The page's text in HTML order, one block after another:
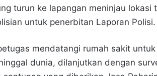
turun ke lapangan meninjau
untuk penerbitan Laporan Polisi.
mendatangi rumah sakit
dunia, dilanjutkan dengan